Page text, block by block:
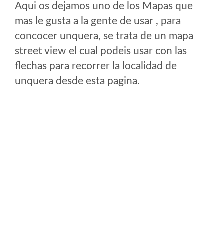
Aqui os dejamos uno de los Mapas que
mas le gusta a la gente de usar , para
concocer unquera, se trata de un mapa
street view el cual podeis usar con las
flechas para recorrer la localidad de
unquera desde esta pagina.